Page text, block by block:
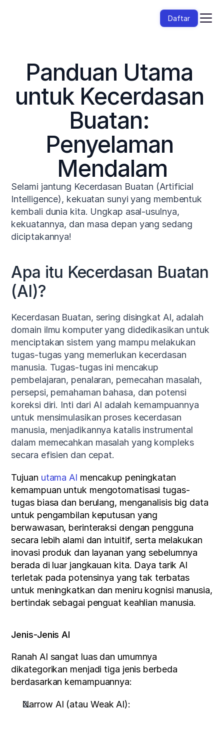
Daftar
Panduan Utama
untuk Kecerdasan
Buatan:
Penyelaman
Mendalam
Selami jantung Kecerdasan Buatan (Artificial
Intelligence), kekuatan sunyi yang membentuk
kembali dunia kita. Ungkap asal-usulnya,
kekuatannya, dan masa depan yang sedang
diciptakannya!
Apa itu Kecerdasan Buatan
(AI)?
Kecerdasan Buatan, sering disingkat AI, adalah
domain ilmu komputer yang didedikasikan untuk
menciptakan sistem yang mampu melakukan
tugas-tugas yang memerlukan kecerdasan
manusia. Tugas-tugas ini mencakup
pembelajaran, penalaran, pemecahan masalah,
persepsi, pemahaman bahasa, dan potensi
koreksi diri. Inti dari AI adalah kemampuannya
untuk mensimulasikan proses kecerdasan
manusia, menjadikannya katalis instrumental
dalam memecahkan masalah yang kompleks
secara efisien dan cepat.
Tujuan utama AI mencakup peningkatan
kemampuan untuk mengotomatisasi tugas-
tugas biasa dan berulang, menganalisis big data
untuk pengambilan keputusan yang
berwawasan, berinteraksi dengan pengguna
secara lebih alami dan intuitif, serta melakukan
inovasi produk dan layanan yang sebelumnya
berada di luar jangkauan kita. Daya tarik AI
terletak pada potensinya yang tak terbatas
untuk meningkatkan dan meniru kognisi manusia,
bertindak sebagai penguat keahlian manusia.
Jenis-Jenis AI
Ranah AI sangat luas dan umumnya
dikategorikan menjadi tiga jenis berbeda
berdasarkan kemampuannya:
Narrow AI (atau Weak AI):